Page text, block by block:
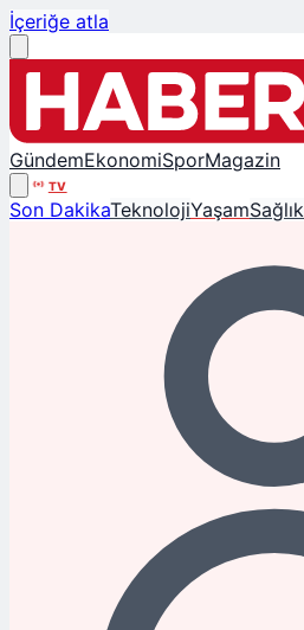
İçeriğe atla
GündemEkonomiSporMagazin
TV
Son DakikaTeknolojiYaşamSağlık